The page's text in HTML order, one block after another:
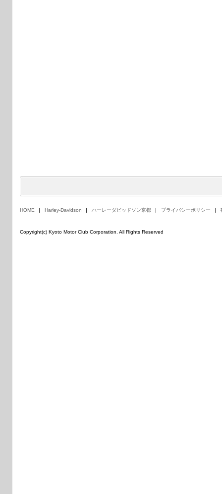
HOME Harley-Davidson ハーレーダビッドソン京都 プライバシーポリシー
Copyright(c) Kyoto Motor Club Corporation. All Rights Reserved